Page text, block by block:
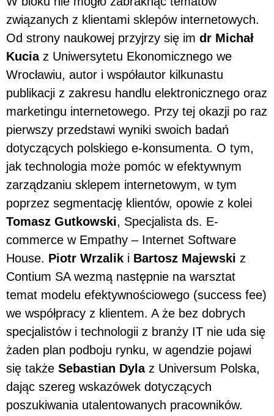
związanych z klientami sklepów internetowych.
Od strony naukowej przyjrzy się im dr Michał
Kuciaz Uniwersytetu Ekonomicznego we
Wrocławiu, autor i współautor kilkunastu
publikacji z zakresu handlu elektronicznego oraz
marketingu internetowego. Przy tej okazji po raz
pierwszy przedstawi wyniki swoich badań
dotyczących polskiego e-konsumenta. O tym,
jak technologia może pomóc w efektywnym
zarządzaniu sklepem internetowym, w tym
poprzez segmentację klientów, opowie z kolei
Tomasz Gutkowski, Specjalista ds. E-
commerce w Empathy – Internet Software
House. Piotr Wrzalik i Bartosz Majewski z
Contium SA wezmą następnie na warsztat
temat modelu efektywnościowego (success fee)
we współpracy z klientem. A że bez dobrych
specjalistów i technologii z branży IT nie uda się
żaden plan podboju rynku, w agendzie pojawi
się także Sebastian Dylaz Universum Polska,
dając szereg wskazówek dotyczących
poszukiwania utalentowanych pracowników.